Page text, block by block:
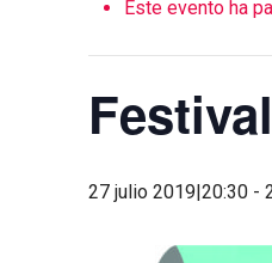
Este evento ha
27 julio 2019|20:30 -